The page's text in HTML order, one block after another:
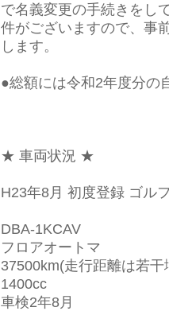
で名義変更の手続きをし
件がございますので、事
します。
●総額には令和2年度分の
★ 車両状況 ★
H23年8月 初度登録 ゴル
DBA-1KCAV
フロアオートマ
37500km(走行距離は若干
1400cc
車検2年8月